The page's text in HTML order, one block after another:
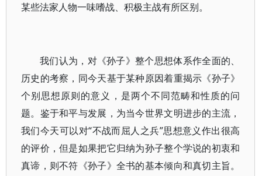
某些法家人物一味嗜战、积极主战有所区别。
我们认为，对《孙子》整个思想体系作全面的、
历史的考察，同今天基于某种原因着重揭示《孙子》
个别思想原则的意义，是两个不同范畴和性质的问
题。鉴于和平与发展，为当今世界文明进步的主流，
我们今天可以对“不战而屈人之兵”思想意义作出很高
的评价，但是如果把它归纳为孙子整个学说的初衷和
真谛，则不符《孙子》全书的基本倾向和真切主旨。